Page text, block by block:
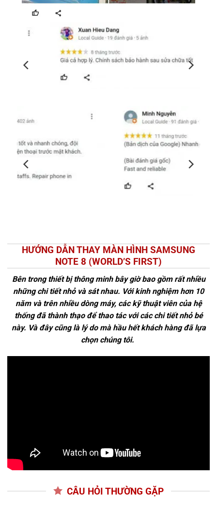
HƯỚNG DẪN THAY MÀN HÌNH SAMSUNG
NOTE 8 (WORLD’S FIRST)
Bên trong thiết bị thông minh bây giờ bao gồm rất nhiều
những chi tiết nhỏ và sát nhau. Với kinh nghiệm hơn 10
năm và trên nhiều dòng máy, các kỹ thuật viên của hệ
thống đã thành thạo để thao tác với các chi tiết nhỏ bé
này. Và đây cũng là lý do mà hầu hết khách hàng đã lựa
chọn chúng tôi.
CÂU HỎI THƯỜNG GẶP